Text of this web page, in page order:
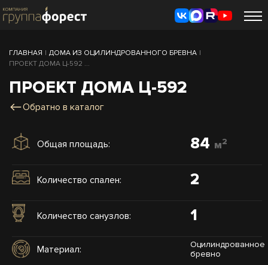
ГЛАВНАЯ | ДОМА ИЗ ОЦИЛИНДРОВАННОГО БРЕВНА |
ПРОЕКТ ДОМА Ц-592 ...
ПРОЕКТ ДОМА Ц-592
Обратно в каталог
Общая площадь: 84 м2
Количество спален: 2
Количество санузлов: 1
Материал:
Оцилиндрованное
бревно